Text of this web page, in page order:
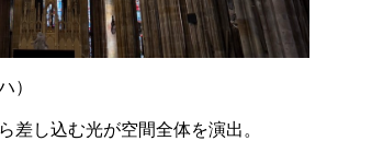
）
差し込む光が空間全体を演出。